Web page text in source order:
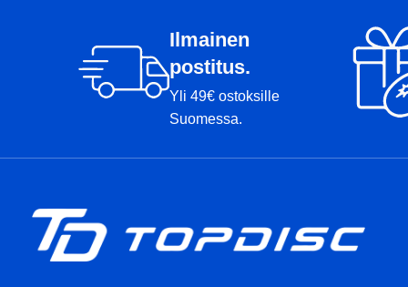
Ilmainen
postitus.
Yli 49€ ostoksille
Suomessa.